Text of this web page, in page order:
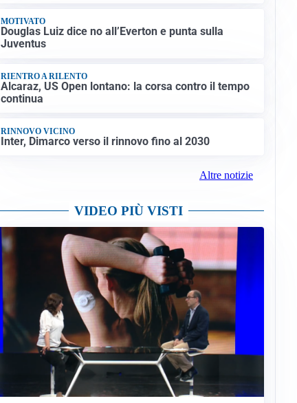
MOTIVATO
Douglas Luiz dice no all’Everton e punta sulla
Juventus
RIENTRO A RILENTO
Alcaraz, US Open lontano: la corsa contro il tempo
continua
RINNOVO VICINO
Inter, Dimarco verso il rinnovo fino al 2030
Altre notizie
VIDEO PIÙ VISTI